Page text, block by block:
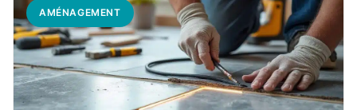
AMÉNAGEMENT